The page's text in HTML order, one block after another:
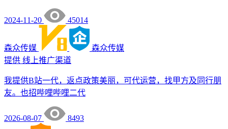
2024-11-20 45014
森众传媒
森众传媒
提供 线上推广渠道
我提供B站一代，返点政策美丽，可代运营，找甲方及同行朋
友。也招哔哩哔哩二代
2026-08-07 8493